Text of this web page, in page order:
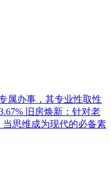
属办事，其专业性取性
旧房焕新：针对老
思维成为现代的必备素